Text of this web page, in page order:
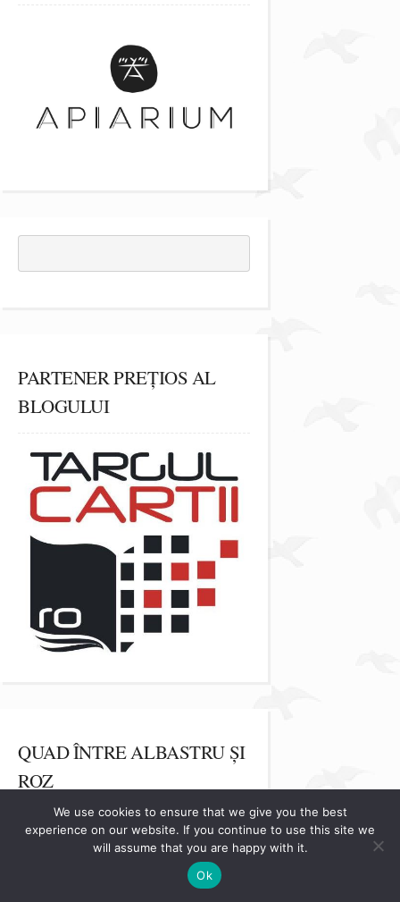
PARTENER PREȚIOS AL
BLOGULUI
QUAD ÎNTRE ALBASTRU ȘI
ROZ
We use cookies to ensure that we give you the best
experience on our website. If you continue to use this site we
will assume that you are happy with it.
Ok